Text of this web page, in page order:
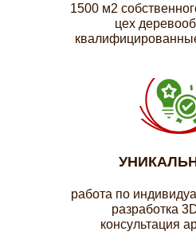
1500 м2
цех
работа по
разработка
консультация